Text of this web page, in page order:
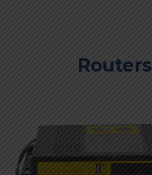
Routers